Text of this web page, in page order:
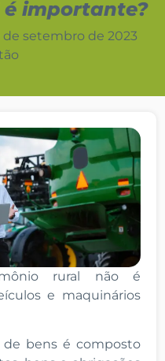
importante?
de setembro de 2023
rural não é
e maquinários
de bens é composto